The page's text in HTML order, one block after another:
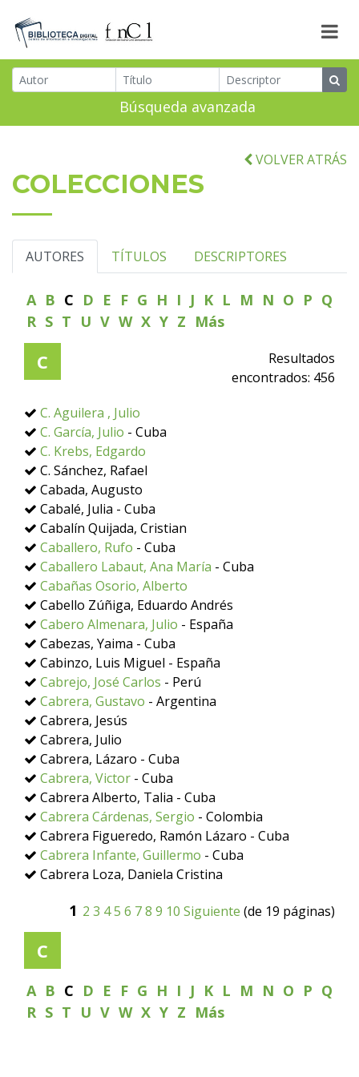
Búsqueda avanzada
VOLVER ATRÁS
COLECCIONES
AUTORES TÍTULOS DESCRIPTORES
A B C D E F G H I J K L M N O P Q
R S T U V W X Y Z Más
C
Resultados
encontrados: 456
C. Aguilera , Julio
C. García, Julio - Cuba
C. Krebs, Edgardo
C. Sánchez, Rafael
Cabada, Augusto
Cabalé, Julia - Cuba
Cabalín Quijada, Cristian
Caballero, Rufo - Cuba
Caballero Labaut, Ana María - Cuba
Cabañas Osorio, Alberto
Cabello Zúñiga, Eduardo Andrés
Cabero Almenara, Julio - España
Cabezas, Yaima - Cuba
Cabinzo, Luis Miguel - España
Cabrejo, José Carlos - Perú
Cabrera, Gustavo - Argentina
Cabrera, Jesús
Cabrera, Julio
Cabrera, Lázaro - Cuba
Cabrera, Victor - Cuba
Cabrera Alberto, Talia - Cuba
Cabrera Cárdenas, Sergio - Colombia
Cabrera Figueredo, Ramón Lázaro - Cuba
Cabrera Infante, Guillermo - Cuba
Cabrera Loza, Daniela Cristina
1 2 3 45 6 78 9 10 Siguiente (de 19 páginas)
C
A B C D E F G H I J K L M N O P Q
R S T U V W X Y Z Más